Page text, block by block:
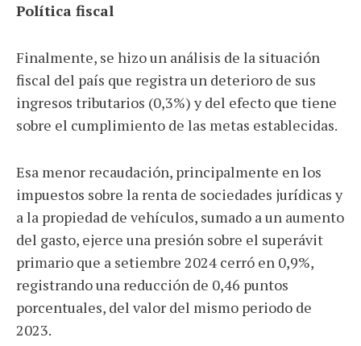
Política fiscal
Finalmente, se hizo un análisis de la situación
fiscal del país que registra un deterioro de sus
ingresos tributarios (0,3%) y del efecto que tiene
sobre el cumplimiento de las metas establecidas.
Esa menor recaudación, principalmente en los
impuestos sobre la renta de sociedades jurídicas y
a la propiedad de vehículos, sumado a un aumento
del gasto, ejerce una presión sobre el superávit
primario que a setiembre 2024 cerró en 0,9%,
registrando una reducción de 0,46 puntos
porcentuales, del valor del mismo periodo de
2023.